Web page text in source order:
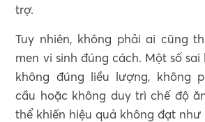
trợ.
Tuy nhiên, không phải ai cũng
men vi sinh đúng cách. Một số
không đúng liều lượng, không
cầu hoặc không duy trì chế độ
thể khiến hiệu quả không đạt như